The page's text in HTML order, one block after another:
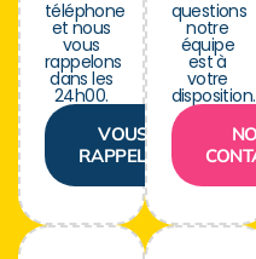
téléphone
et nous
vous
rappelons
dans les
24h00.
VOUS
RAPPELER
questions
notre
équipe
est à
votre
disposition.